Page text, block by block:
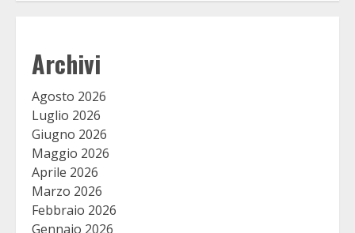
Archivi
Agosto 2026
Luglio 2026
Giugno 2026
Maggio 2026
Aprile 2026
Marzo 2026
Febbraio 2026
Gennaio 2026